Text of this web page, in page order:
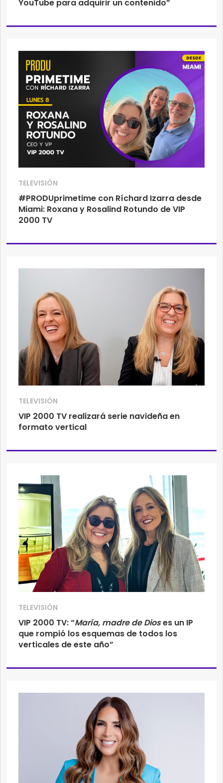
YouTube para adquirir un contenido”
TELEVISIÓN
#PRODUprimetime con Ríchard Izarra desde
Miami: Roxana y Rosalind Rotundo de VIP
2000 TV
TELEVISIÓN
VIP 2000 TV realizará serie navideña en
formato vertical
TELEVISIÓN
VIP 2000 TV: “María, madre de Dioses un IP
que rompió los esquemas de todos los
verticales de este año”